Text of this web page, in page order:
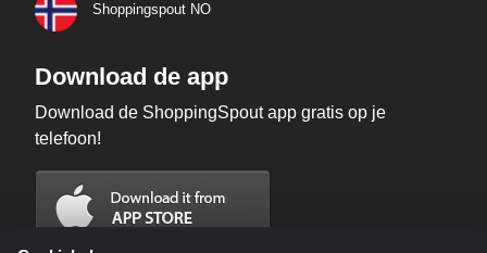
Shoppingspout NO
Download de app
Download de ShoppingSpout app gratis op je
telefoon!